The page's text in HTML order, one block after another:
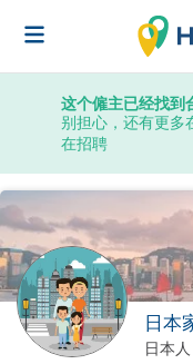
这个僱主已经找到
别担心，还有更多
在招聘
日本
日本人